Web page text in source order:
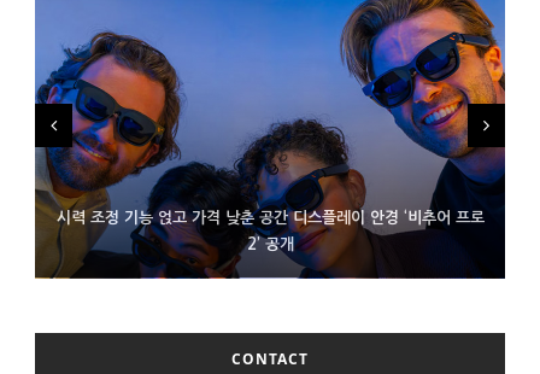
시력 조정 기능 얹고 가격 낮춘 공간 디스플레이 안경 ‘비추어 프로
2’ 공개
D램 부족에 10억달러어치 아이폰18 프로세서 패키징 대기 중
300~400달러 반지형 스피커 준비하는 오픈AI
CONTACT